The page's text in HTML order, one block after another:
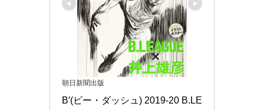
朝日新聞出版
B′(ビー・ダッシュ) 2019-20 B.LE